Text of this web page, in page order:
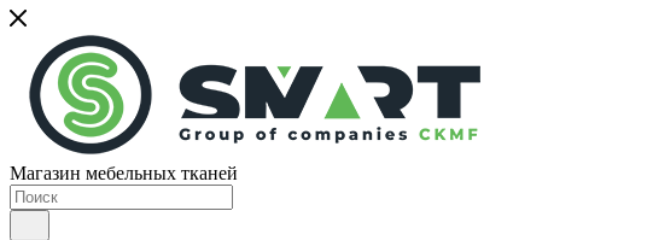
Магазин мебельных тканей